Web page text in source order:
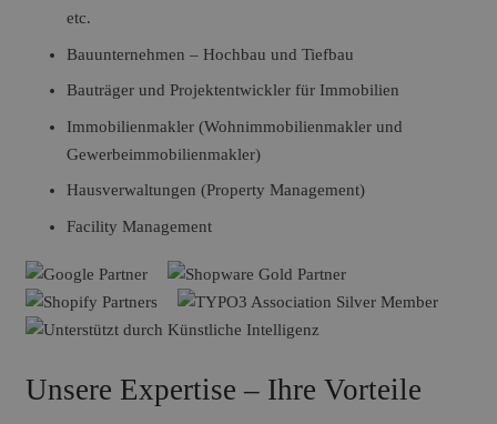
etc.
Bauunternehmen – Hochbau und Tiefbau
Bauträger und Projektentwickler für Immobilien
Immobilienmakler (Wohnimmobilienmakler und
Gewerbeimmobilienmakler)
Hausverwaltungen (Property Management)
Facility Management
Unsere Expertise – Ihre Vorteile